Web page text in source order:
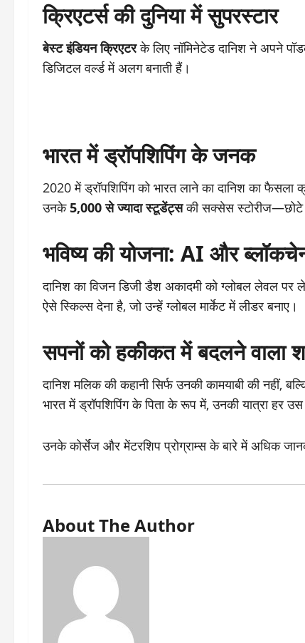
क्रिएटर्स की दुनिया में सुपरस्टार
बेस्ट इंडियन क्रिएटरके लिए नॉमिनेटेड दानिश ने अपने
डिजिटल वर्ल्ड में अलग बनाती हैं।
भारत में ड्रॉपशिपिंग के जनक
2020 में ड्रॉपशिपिंग को भारत लाने का दानिश का
उनके5,000 से ज्यादा स्टूडेंट्सकी सक्सेस स्टोरीज—छोटे
भविष्य की योजना: AI और
दानिश का विजन डिजी डैश अकादमी को ग्लोबल लेवल पर
ऐसे स्किल्स देना है, जो उन्हें ग्लोबल मार्केट में लीडर बनाए।
सपनों को हकीकत में बदलने वाला
दानिश मलिक की कहानी सिर्फ उनकी कामयाबी की नहीं,
भारत में ड्रॉपशिपिंग के पिता के रूप में, उनकी यात्रा हर
उनके कोर्सेज और मेंटरशिप प्रोग्राम्स के बारे में अधिक
About The Author